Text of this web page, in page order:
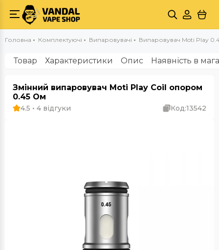
Головна Комплектуючі Випаровувачі Випаровувач Moti Play
Товар Характеристики Опис Наявність в
Змінний випаровувач Moti Play Coil опором
0.45 Ом
4.5 • 4 відгуки Код:13542